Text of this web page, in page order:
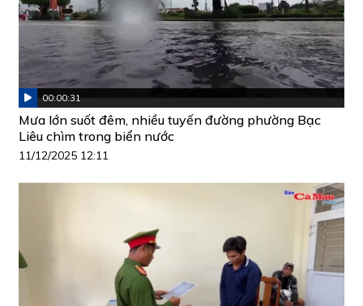
00:00:31
Mưa lớn suốt đêm, nhiều tuyến đường phường Bạc
Liêu chìm trong biển nước
11/12/2025 12:11